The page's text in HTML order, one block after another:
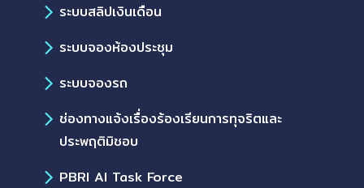
ระบบสลิปเงินเดือน
ระบบจองห้องประชุม
ระบบจองรถ
ช่องทางแจ้งเรื่องร้องเรียนการทุจริตและ
ประพฤติมิชอบ
PBRI AI Task Force